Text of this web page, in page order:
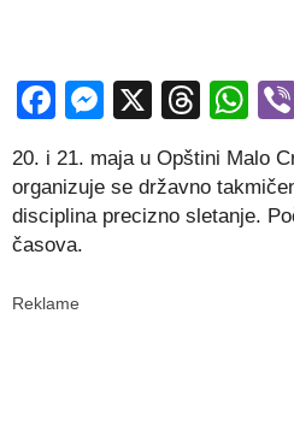
Facebook
Messenger
X
20. i 21. maja u Opštini Malo
organizuje se državno
disciplina precizno sletanje.
časova.
Reklame